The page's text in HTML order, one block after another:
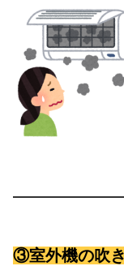
③室外機の吹